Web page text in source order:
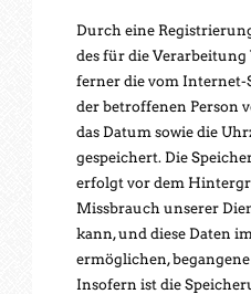
Durch eine
des für die
ferner die vom Internet-
der betroffenen Person
das Datum sowie die
gespeichert. Die
erfolgt vor dem
Missbrauch unserer
kann, und diese Daten
ermöglichen,
Insofern ist die